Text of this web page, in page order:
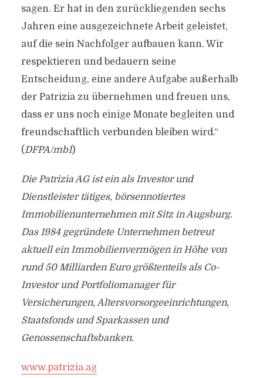
sagen. Er hat in den zurückliegenden sechs
Jahren eine ausgezeichnete Arbeit geleistet,
auf die sein Nachfolger aufbauen kann. Wir
respektieren und bedauern seine
Entscheidung, eine andere Aufgabe außerhalb
der Patrizia zu übernehmen und freuen uns,
dass er uns noch einige Monate begleiten und
freundschaftlich verbunden bleiben wird.“
(DFPA/mb1)
Die Patrizia AG ist ein als Investor und
Dienstleister tätiges, börsennotiertes
Immobilienunternehmen mit Sitz in Augsburg.
Das 1984 gegründete Unternehmen betreut
aktuell ein Immobilienvermögen in Höhe von
rund 50 Milliarden Euro größtenteils als Co-
Investor und Portfoliomanager für
Versicherungen, Altersvorsorgeeinrichtungen,
Staatsfonds und Sparkassen und
Genossenschaftsbanken.
www.patrizia.ag